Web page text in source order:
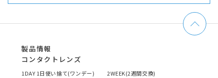
製品情報
コンタクトレンズ
1DAY 1日使い捨て(ワンデー)
2WEEK(2週間交換)